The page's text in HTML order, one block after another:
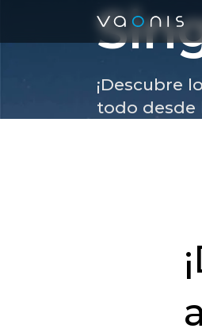
¡Descubre
todo desde